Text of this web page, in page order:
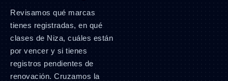
Revisamos qué marcas
tienes registradas, en qué
clases de Niza, cuáles están
por vencer y si tienes
registros pendientes de
renovación. Cruzamos la